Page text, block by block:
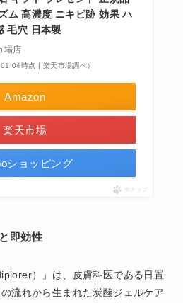
ム 高濃度 ニキビ跡 効果 ハ
毛穴 日本製
場店
時点 | 楽天市場調べ）
Amazon
楽天市場
ショッピング
ポチップ
即効性
）」は、皮膚科医である日置
流れから生まれた炭酸ジェルケア